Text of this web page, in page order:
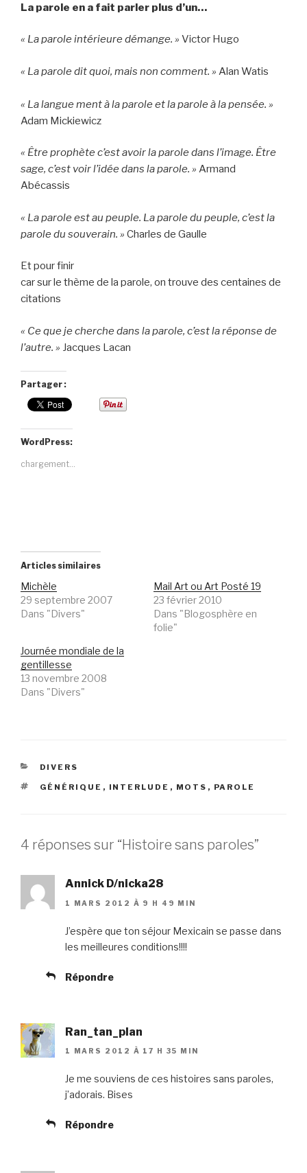
La parole en a fait parler plus d’un…
« La parole intérieure démange. » Victor Hugo
« La parole dit quoi, mais non comment. » Alan Watis
« La langue ment à la parole et la parole à la pensée. »
Adam Mickiewicz
« Être prophète c’est avoir la parole dans l’image. Être
sage, c’est voir l’idée dans la parole. » Armand
Abécassis
« La parole est au peuple. La parole du peuple, c’est la
parole du souverain. » Charles de Gaulle
Et pour finir
car sur le thème de la parole, on trouve des centaines de
citations
« Ce que je cherche dans la parole, c’est la réponse de
l’autre. » Jacques Lacan
Partager :
WordPress:
chargement…
Articles similaires
Michèle
29 septembre 2007
Dans "Divers"
Mail Art ou Art Posté 19
23 février 2010
Dans "Blogosphère en
folie"
Journée mondiale de la
gentillesse
13 novembre 2008
Dans "Divers"
CATÉGORIES
DIVERS
ÉTIQUETTES
GÉNÉRIQUE , INTERLUDE , MOTS , PAROLE
4 réponses sur “Histoire sans paroles”
Annick D/nicka28
1 MARS 2012 À 9 H 49 MIN
J’espère que ton séjour Mexicain se passe dans
les meilleures conditions!!!!
Répondre
Ran_tan_plan
1 MARS 2012 À 17 H 35 MIN
Je me souviens de ces histoires sans paroles,
j’adorais. Bises
Répondre